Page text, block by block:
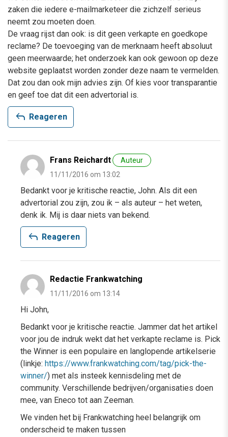
zaken die iedere e-mailmarketeer die zichzelf serieus
neemt zou moeten doen.
De vraag rijst dan ook: is dit geen verkapte en goedkope
reclame? De toevoeging van de merknaam heeft absoluut
geen meerwaarde; het onderzoek kan ook gewoon op deze
website geplaatst worden zonder deze naam te vermelden.
Dat zou dan ook mijn advies zijn. Of kies voor transparantie
en geef toe dat dit een advertorial is.
reply Reageren
Frans Reichardt
Auteur
11/11/2016 om 13:02
Bedankt voor je kritische reactie, John. Als dit een
advertorial zou zijn, zou ik – als auteur – het weten,
denk ik. Mij is daar niets van bekend.
reply Reageren
Redactie Frankwatching
11/11/2016 om 13:14
Hi John,
Bedankt voor je kritische reactie. Jammer dat het artikel
voor jou de indruk wekt dat het verkapte reclame is. Pick
the Winner is een populaire en langlopende artikelserie
(linkje: https://www.frankwatching.com/tag/pick-the-
winner/) met als insteek kennisdeling met de
community. Verschillende bedrijven/organisaties doen
mee, van Eneco tot aan Zeeman.
We vinden het bij Frankwatching heel belangrijk om
onderscheid te maken tussen